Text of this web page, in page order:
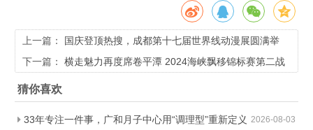
上一篇：
国庆登顶热搜，成都第十七届世界线动漫展圆满举
行!
下一篇： 横走魅力再度席卷平潭 2024海峡飘移锦标赛第二战
火热来袭
猜你喜欢
2026-08-03
33年专注一件事，广和月子中心用“调理型”重新定义